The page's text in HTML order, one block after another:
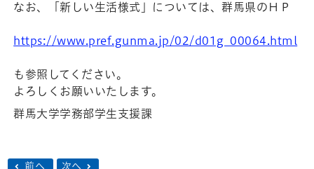
なお、「新しい生活様式」については、群馬県のＨＰ
https://www.pref.gunma.jp/02/d01g_00064.html
も参照してください。
よろしくお願いいたします。
群馬大学学務部学生支援課
前へ 次へ